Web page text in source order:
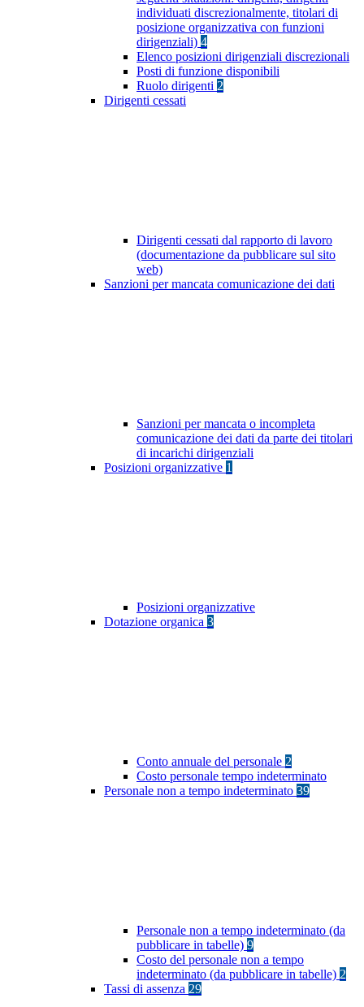
individuati discrezionalmente, titolari di
posizione organizzativa con funzioni
dirigenziali) 4
Elenco posizioni dirigenziali discrezionali
Posti di funzione disponibili
Ruolo dirigenti 2
Dirigenti cessati
Dirigenti cessati dal rapporto di lavoro
(documentazione da pubblicare sul sito
web)
Sanzioni per mancata comunicazione dei dati
Sanzioni per mancata o incompleta
comunicazione dei dati da parte dei titolari
di incarichi dirigenziali
Posizioni organizzative 1
Posizioni organizzative
Dotazione organica 3
Conto annuale del personale 2
Costo personale tempo indeterminato
Personale non a tempo indeterminato 39
Personale non a tempo indeterminato (da
pubblicare in tabelle) 9
Costo del personale non a tempo
indeterminato (da pubblicare in tabelle) 2
Tassi di assenza 29